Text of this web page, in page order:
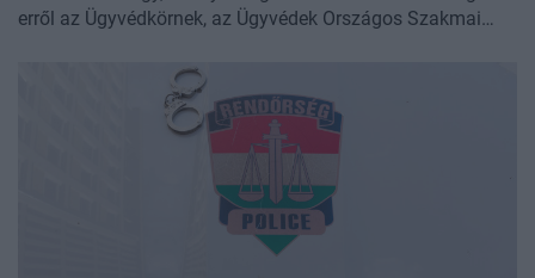
erről az Ügyvédkörnek, az Ügyvédek Országos Szakmai
című műsorban csütörtökön.